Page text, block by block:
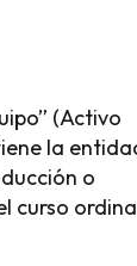
(Activo
la
o
curso